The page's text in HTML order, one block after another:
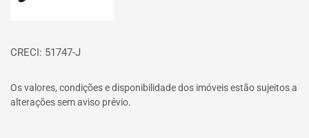
CRECI: 51747-J
Os valores, condições e disponibilidade dos imóveis estão sujeitos a
alterações sem aviso prévio.